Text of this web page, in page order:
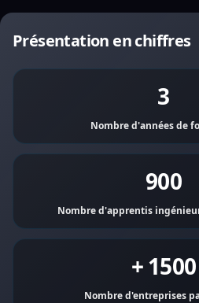
Présentation en chiffres
3
Nombre d'années de
900
Nombre d'apprentis
+ 1500
Nombre d'entreprises